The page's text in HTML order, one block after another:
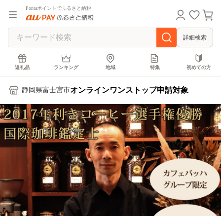
Pontaポイントでふるさと納税
詳細検索
返礼品 ランキング 地域 特集 初めての方
静岡県富士宮市オンラインワンストップ申請対象